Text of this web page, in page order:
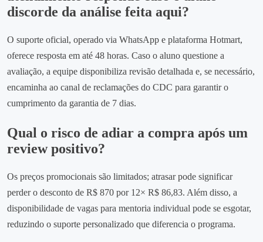
discorde da análise feita aqui?
O suporte oficial, operado via WhatsApp e plataforma Hotmart,
oferece resposta em até 48 horas. Caso o aluno questione a
avaliação, a equipe disponibiliza revisão detalhada e, se necessário,
encaminha ao canal de reclamações do CDC para garantir o
cumprimento da garantia de 7 dias.
Qual o risco de adiar a compra após um
review positivo?
Os preços promocionais são limitados; atrasar pode significar
perder o desconto de R$ 870 por 12× R$ 86,83. Além disso, a
disponibilidade de vagas para mentoria individual pode se esgotar,
reduzindo o suporte personalizado que diferencia o programa.